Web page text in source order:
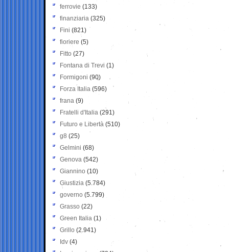
ferrovie (133)
finanziaria (325)
Fini (821)
fioriere (5)
Fitto (27)
Fontana di Trevi (1)
Formigoni (90)
Forza Italia (596)
frana (9)
Fratelli d'Italia (291)
Futuro e Libertà (510)
g8 (25)
Gelmini (68)
Genova (542)
Giannino (10)
Giustizia (5.784)
governo (5.799)
Grasso (22)
Green Italia (1)
Grillo (2.941)
Idv (4)